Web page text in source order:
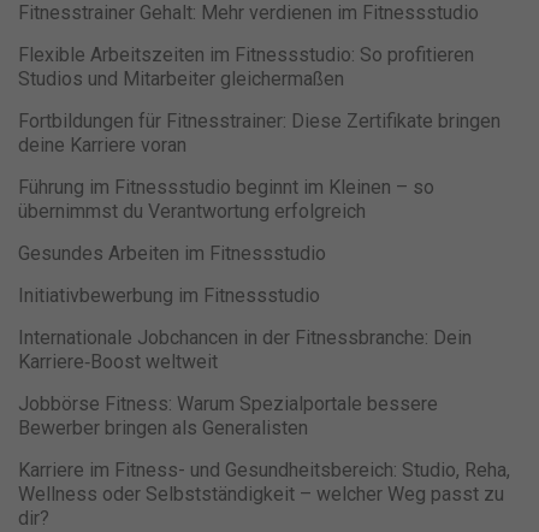
Fitnesstrainer Gehalt: Mehr verdienen im Fitnessstudio
Flexible Arbeitszeiten im Fitnessstudio: So profitieren
Studios und Mitarbeiter gleichermaßen
Fortbildungen für Fitnesstrainer: Diese Zertifikate bringen
deine Karriere voran
Führung im Fitnessstudio beginnt im Kleinen – so
übernimmst du Verantwortung erfolgreich
Gesundes Arbeiten im Fitnessstudio
Initiativbewerbung im Fitnessstudio
Internationale Jobchancen in der Fitnessbranche: Dein
Karriere‑Boost weltweit
Jobbörse Fitness: Warum Spezialportale bessere
Bewerber bringen als Generalisten
Karriere im Fitness- und Gesundheitsbereich: Studio, Reha,
Wellness oder Selbstständigkeit – welcher Weg passt zu
dir?